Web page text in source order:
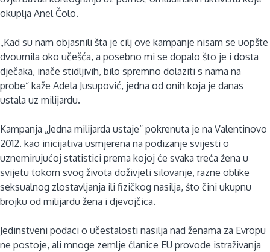
okuplja Anel Čolo.
„Kad su nam objasnili šta je cilj ove kampanje nisam se uopšte
dvoumila oko učešća, a posebno mi se dopalo što je i dosta
dječaka, inače stidljivih, bilo spremno dolaziti s nama na
probe“ kaže Adela Jusupović, jedna od onih koja je danas
ustala uz milijardu.
Kampanja „Jedna milijarda ustaje“ pokrenuta je na Valentinovo
2012. kao inicijativa usmjerena na podizanje svijesti o
uznemirujućoj statistici prema kojoj će svaka treća žena u
svijetu tokom svog života doživjeti silovanje, razne oblike
seksualnog zlostavljanja ili fizičkog nasilja, što čini ukupnu
brojku od milijardu žena i djevojčica.
Jedinstveni podaci o učestalosti nasilja nad ženama za Evropu
ne postoje, ali mnoge zemlje članice EU provode istraživanja